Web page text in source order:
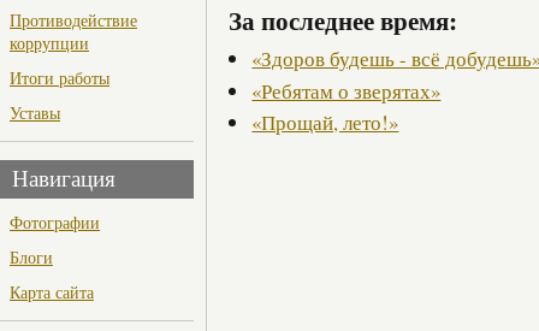
Противодействие
коррупции
Итоги работы
Уставы
Навигация
Фотографии
Блоги
Карта сайта
За последнее время:
«Здоров будешь - всё
«Ребятам о зверятах»
«Прощай, лето!»